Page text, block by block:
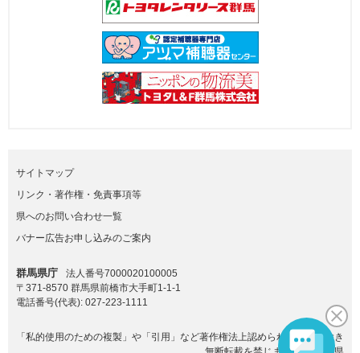
サイトマップ
リンク・著作権・免責事項等
県へのお問い合わせ一覧
バナー広告お申し込みのご案内
群馬県庁
法人番号7000020100005
〒371-8570 群馬県前橋市大手町1-1-1
電話番号(代表): 027-223-1111
「私的使用のための複製」や「引用」など著作権法上認められた場合を除き